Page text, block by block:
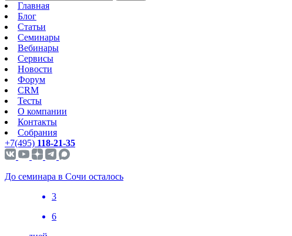
Главная
Блог
Статьи
Семинары
Вебинары
Сервисы
Новости
Форум
CRM
Тесты
О компании
Контакты
Собрания
+7(495) 118-21-35
До семинара в Сочи осталось
3
6